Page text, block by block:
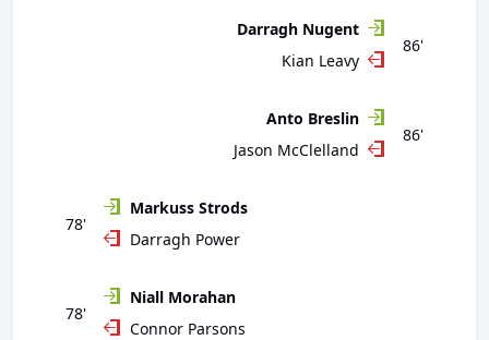
86'
Darragh Nugent
Kian Leavy
86'
Anto Breslin
Jason McClelland
78'
Markuss Strods
Darragh Power
78'
Niall Morahan
Connor Parsons